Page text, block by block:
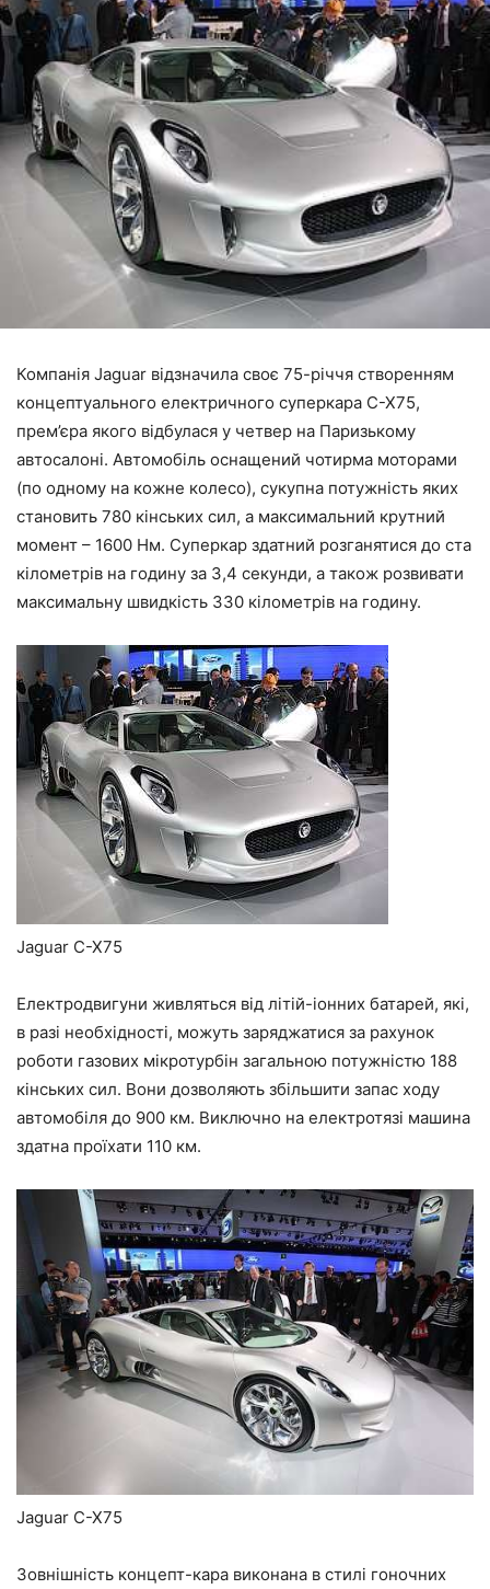
Компанія Jaguar відзначила своє 75-річчя створенням
концептуального електричного суперкара C-X75,
прем’єра якого відбулася у четвер на Паризькому
автосалоні. Автомобіль оснащений чотирма моторами
(по одному на кожне колесо), сукупна потужність яких
становить 780 кінських сил, а максимальний крутний
момент – 1600 Нм. Суперкар здатний розганятися до ста
кілометрів на годину за 3,4 секунди, а також розвивати
максимальну швидкість 330 кілометрів на годину.
Jaguar C-X75
Електродвигуни живляться від літій-іонних батарей, які,
в разі необхідності, можуть заряджатися за рахунок
роботи газових мікротурбін загальною потужністю 188
кінських сил. Вони дозволяють збільшити запас ходу
автомобіля до 900 км. Виключно на електротязі машина
здатна проїхати 110 км.
Jaguar C-X75
Зовнішність концепт-кара виконана в стилі гоночних